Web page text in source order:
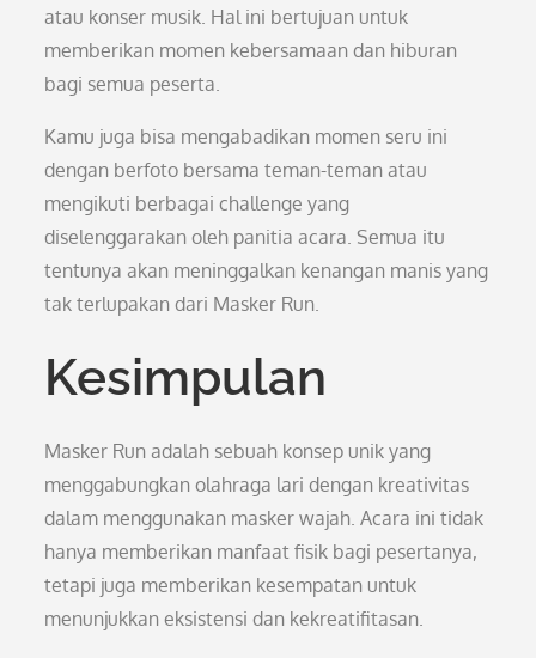
atau konser musik. Hal ini bertujuan untuk
memberikan momen kebersamaan dan hiburan
bagi semua peserta.
Kamu juga bisa mengabadikan momen seru ini
dengan berfoto bersama teman-teman atau
mengikuti berbagai challenge yang
diselenggarakan oleh panitia acara. Semua itu
tentunya akan meninggalkan kenangan manis yang
tak terlupakan dari Masker Run.
Kesimpulan
Masker Run adalah sebuah konsep unik yang
menggabungkan olahraga lari dengan kreativitas
dalam menggunakan masker wajah. Acara ini tidak
hanya memberikan manfaat fisik bagi pesertanya,
tetapi juga memberikan kesempatan untuk
menunjukkan eksistensi dan kekreatifitasan.